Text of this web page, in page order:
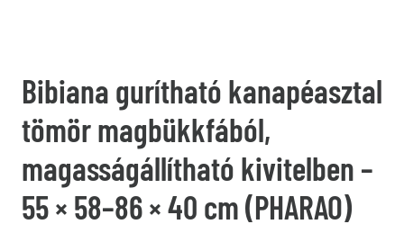
Bibiana gurítható kanapéasztal
tömör magbükkfából,
magasságállítható kivitelben –
55 × 58–86 × 40 cm (PHARAO)